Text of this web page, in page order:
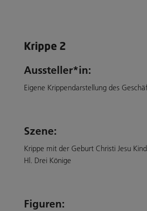
Krippe 2
Aussteller*in:
Eigene Krippendarstellung des
Szene:
Krippe mit der Geburt Christi Jesu
Hl. Drei Könige
Figuren: